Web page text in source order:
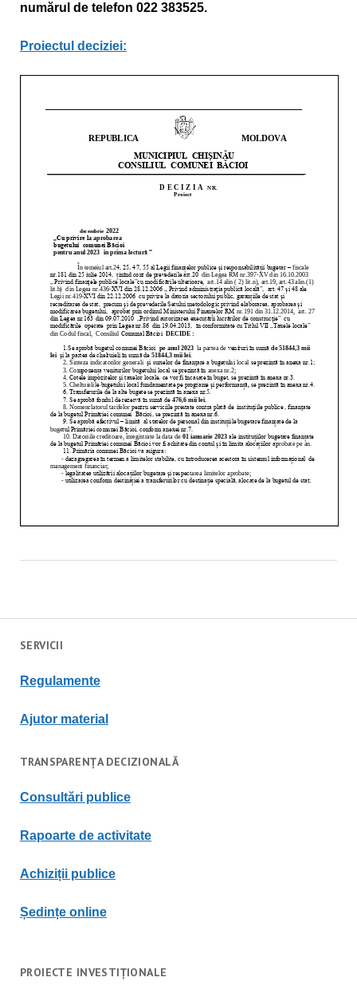
SERVICII
Regulamente
Ajutor material
TRANSPARENȚA DECIZIONALĂ
Consultări publice
Rapoarte de activitate
Achiziții publice
Ședințe online
PROIECTE INVESTIȚIONALE
numărul de telefon 022 383525.
Proiectul deciziei: